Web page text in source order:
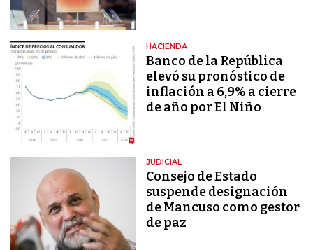
HACIENDA
Banco de la República
elevó su pronóstico de
inflación a 6,9% a cierre
de año por El Niño
JUDICIAL
Consejo de Estado
suspende designación
de Mancuso como gestor
de paz